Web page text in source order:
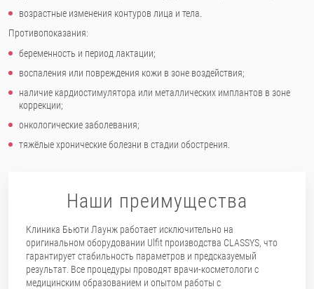
возрастные изменения контуров лица и тела.
Противопоказания:
беременность и период лактации;
воспаления или повреждения кожи в зоне воздействия;
наличие кардиостимулятора или металлических имплантов в зоне
коррекции;
онкологические заболевания;
тяжёлые хронические болезни в стадии обострения.
Наши преимущества
Клиника Бьюти Лаунж работает исключительно на
оригинальном оборудовании Ulfit производства CLASSYS, что
гарантирует стабильность параметров и предсказуемый
результат. Все процедуры проводят врачи-косметологи с
медицинским образованием и опытом работы с